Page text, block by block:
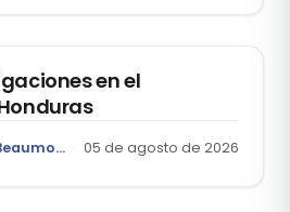
en el
Austin Ricardo Beaumont Rivera 05 de agosto de 2026